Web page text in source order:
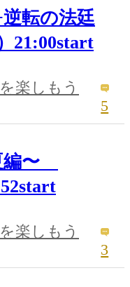
転の法廷
21:00start
楽しもう
5
編〜
楽しもう
3